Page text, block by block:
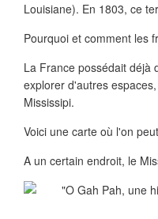
Louisiane). En 1803, ce
Pourquoi et comment les
La France possédait déjà
explorer d'autres
Mississipi.
Voici une carte où l'on
A un certain endroit, le